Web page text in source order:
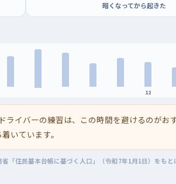
暗くなってから起きた
12
ライバーの練習は、この時間を避けるのがお
いています。
「住民基本台帳に基づく人口」（令和7年1月1日）をもと